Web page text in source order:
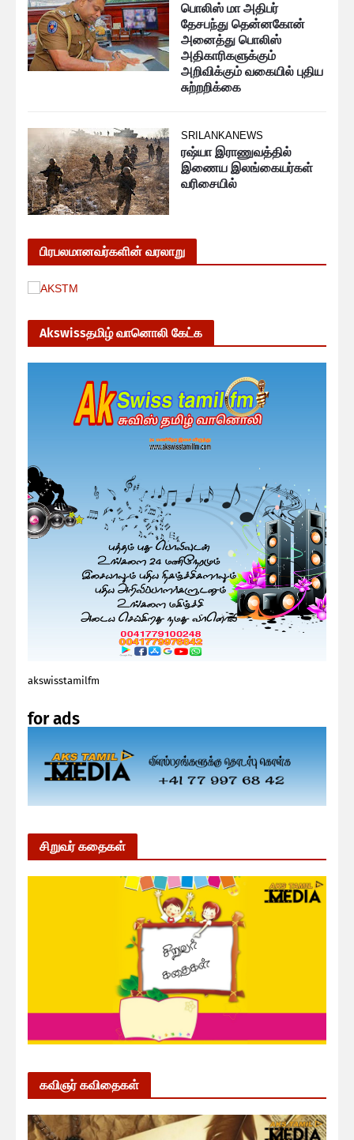
பொலிஸ் மா அதிபர்
தேசபந்து தென்னகோன்
அனைத்து பொலிஸ்
அதிகாரிகளுக்கும்
அறிவிக்கும் வகையில் புதிய
சுற்றறிக்கை
SRILANKANEWS
ரஷ்யா இராணுவத்தில்
இணைய இலங்கையர்கள்
வரிசையில்
பிரபலமானவர்களின் வரலாறு
Akswissதமிழ் வானொலி கேட்க
akswisstamilfm
for ads
சிறுவர் கதைகள்
கவிஞர் கவிதைகள்